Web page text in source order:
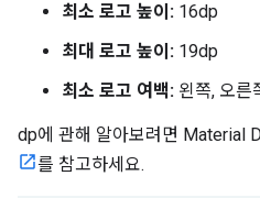
최소 로고 높이: 16dp
최대 로고 높이: 19dp
최소 로고 여백: 왼쪽, 오른
dp에 관해 알아보려면 Material
를 참고하세요.